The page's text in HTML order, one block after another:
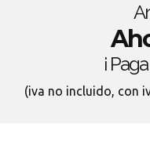
¡
(iva no incluido, con